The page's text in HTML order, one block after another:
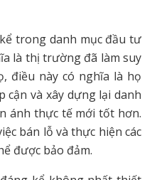
trong danh mục đầu tư
là thị trường đã làm suy
điều này có nghĩa là họ
cận và xây dựng lại danh
ánh thực tế mới tốt hơn.
bán lỗ và thực hiện các
được bảo đảm.